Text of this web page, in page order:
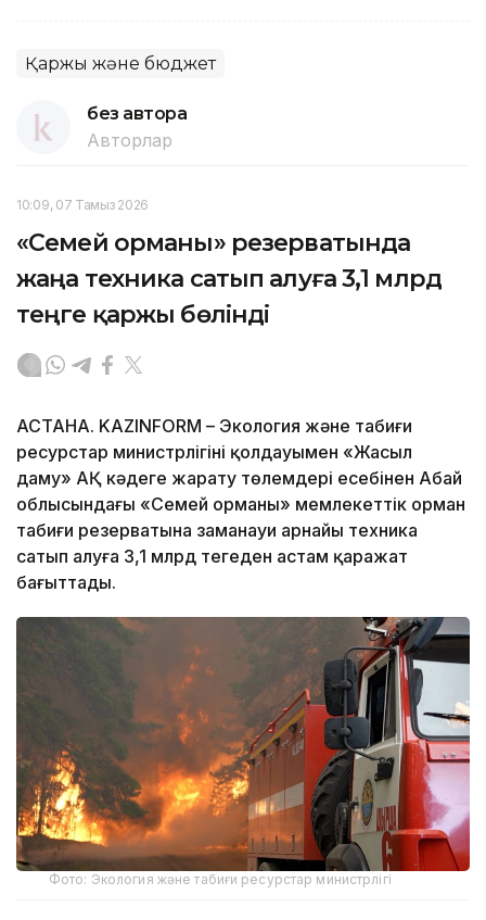
Қаржы және бюджет
без автора
Авторлар
10:09, 07 Тамыз 2026
«Семей орманы» резерватында
жаңа техника сатып алуға 3,1 млрд
теңге қаржы бөлінді
АСТАНА. KAZINFORM – Экология және табиғи
ресурстар министрлігінің қолдауымен «Жасыл
даму» АҚ кәдеге жарату төлемдері есебінен Абай
облысындағы «Семей орманы» мемлекеттік орман
табиғи резерватына заманауи арнайы техника
сатып алуға 3,1 млрд теңгеден астам қаражат
бағыттады.
Фото: Экология және табиғи ресурстар министрлігі